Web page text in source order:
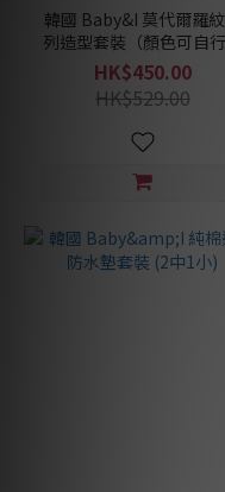
韓國 Baby&I 莫代爾羅紋系
列造型套裝（顏色可自
搭）
HK$450.00
HK$529.00